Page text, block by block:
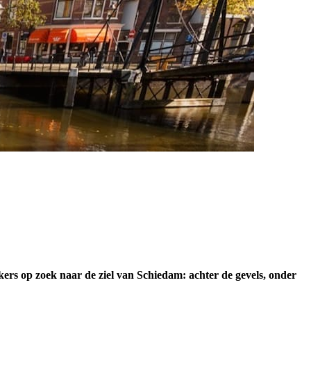
op zoek naar de ziel van Schiedam: achter de gevels, onder